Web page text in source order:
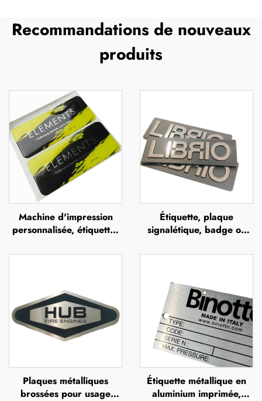
Recommandations de nouveaux
produits
Machine d'impression
personnalisée, étiquettes
transparente avec effet
époxy
Étiquette, plaque
signalétique, badge ou
logo, support en alliage
Plaques métalliques
brossées pour usage
Étiquette métallique en
aluminium imprimée,